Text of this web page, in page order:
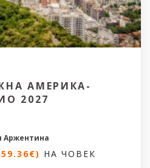
АМЕРИКА-
2027
Аржентина
НА ЧОВЕК